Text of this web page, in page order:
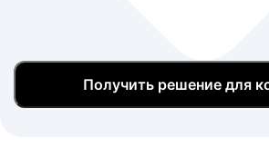
Получить решение для